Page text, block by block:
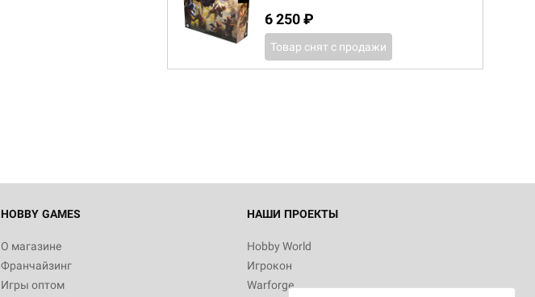
6 250 ₽
Товар снят с продажи
HOBBY GAMES
О магазине
Франчайзинг
Игры оптом
НАШИ ПРОЕКТЫ
Hobby World
Игрокон
Warforge
империи: Боевая тревога
799
Настольная игра Hobby World Сумерки
империи. Четвёртая редакция: Грозовой